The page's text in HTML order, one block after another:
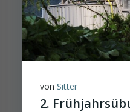
von Sitter
2.